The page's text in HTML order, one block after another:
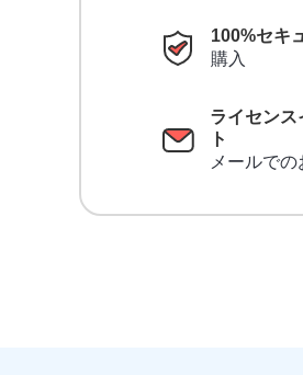
100%セキ
購入
ライセンス
ト
メールでの